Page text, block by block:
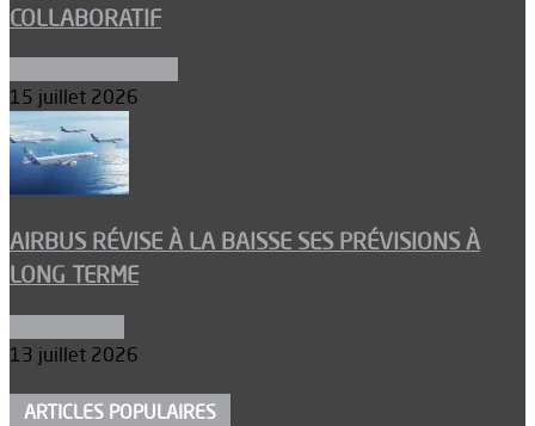
COLLABORATIF
15 juillet 2026
AIRBUS RÉVISE À LA BAISSE SES PRÉVISIONS À
LONG TERME
13 juillet 2026
ARTICLES POPULAIRES